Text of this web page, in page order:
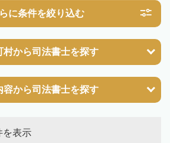
に条件を絞り込む
村から司法書士を探す
容から司法書士を探す
を表示